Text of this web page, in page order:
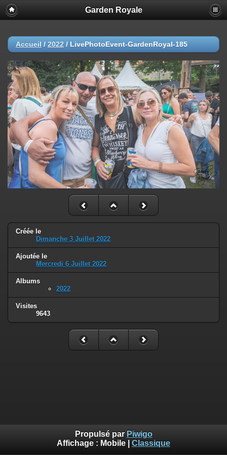
Garden Royale
Accueil / 2022 / LivePhotoEvent-GardenRoyal-185
Créée le
Dimanche 3 Juillet 2022
Ajoutée le
Mercredi 6 Juillet 2022
Albums
2022
Visites
9643
Propulsé par Piwigo
Affichage : Mobile Classique